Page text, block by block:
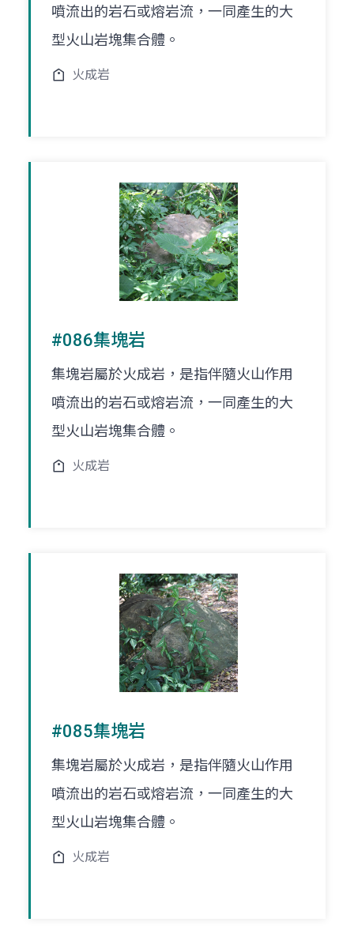
噴流出的岩石或熔岩流，一同產生的大
型火山岩塊集合體。
火成岩
#086集塊岩
集塊岩屬於火成岩，是指伴隨火山作用
噴流出的岩石或熔岩流，一同產生的大
型火山岩塊集合體。
火成岩
#085集塊岩
集塊岩屬於火成岩，是指伴隨火山作用
噴流出的岩石或熔岩流，一同產生的大
型火山岩塊集合體。
火成岩